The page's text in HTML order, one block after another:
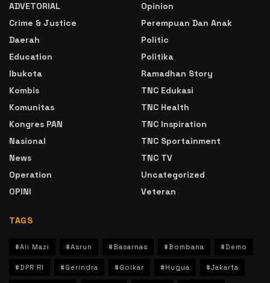
ADVETORIAL
Crime & Justice
Daerah
Education
Ibukota
Kombis
Komunitas
Kongres PAN
Nasional
News
Operation
OPINI
Opinion
Perempuan Dan Anak
Politic
Politika
Ramadhan Story
TNC Edukasi
TNC Health
TNC Inspiration
TNC Sportainment
TNC TV
Uncategorized
Veteran
TAGS
#Ali Mazi #Asrun #Basarnas #Bombana #Demo
#DPR RI #Gerindra #Golkar #Hugua #Jakarta